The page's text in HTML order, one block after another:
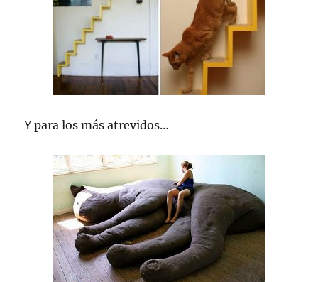
Y para los más atrevidos…